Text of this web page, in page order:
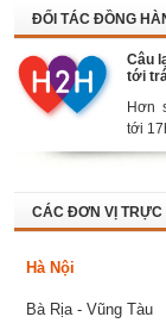
ĐỐI TÁC ĐỒNG
Câu
tới
Hơn
tới
CÁC ĐƠN VỊ TRỰC
Hà Nội
Bà Rịa - Vũng Tàu